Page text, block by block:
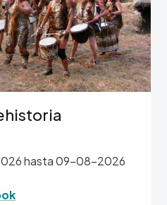
hasta 09-08-2026